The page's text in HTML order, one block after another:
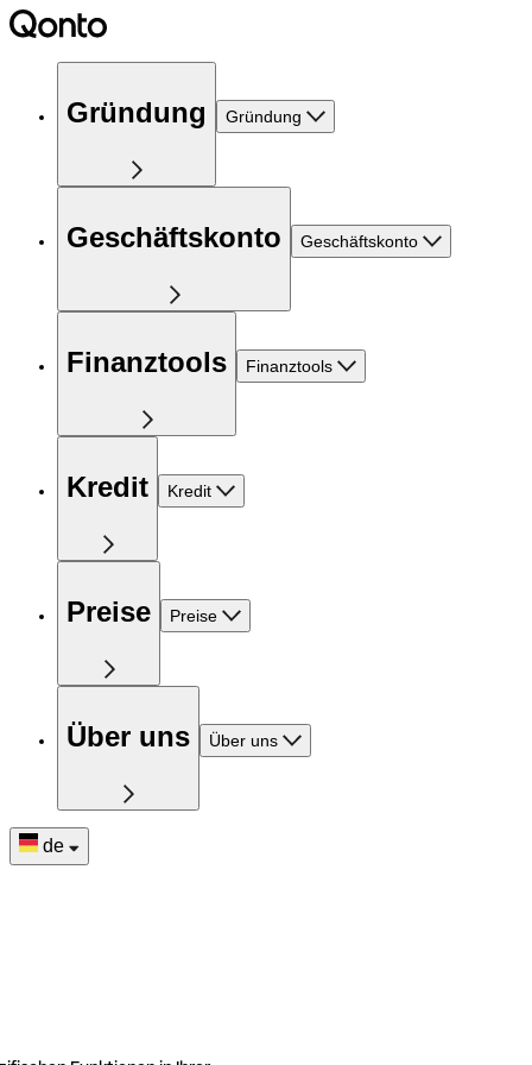
Gründung Gründung
Geschäftskonto Geschäftskonto
Finanztools Finanztools
Kredit Kredit
Preise Preise
Über uns Über uns
de